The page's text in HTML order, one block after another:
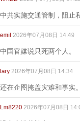
中共实施交通管制，阻止
emil 2026年07月08日 14:49
中国官媒说只死两个人。
lary 2026年07月08日 14:34
还在企图掩盖灾难和事实。
Lm8220 2026年07月08日